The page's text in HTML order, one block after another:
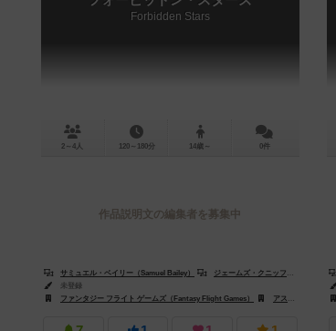
Forbidden Stars
2～4人 120～180分 14歳～ 0件
作品説明文の編集者を募集中
サミュエル・ベイリー（Samuel Bailey） ジェームズ・クニッフェン（James Kniffen）
未登録
ファンタジー フライト ゲームズ（Fantasy Flight Games）
アステリオン・プレス（Asterion Press）